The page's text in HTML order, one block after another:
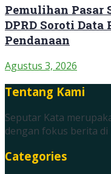
Pemulihan Pasar
DPRD Soroti Data
Pendanaan
Agustus 3, 2026
Tentang Kami
Seputar Kata
dengan fokus berita di
Categories